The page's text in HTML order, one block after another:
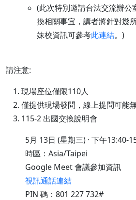
(此次特別邀請台法交流辦公
換相關事宜，講者將針對幾
妹校資訊可參考此連結。)
請注意:
現場座位僅限110人
僅提供現場發問，線上提問可能
115-2 出國交換說明會
5月 13日 (星期三) · 下午13:40-
時區：Asia/Taipei
Google Meet 會議參加資訊
視訊通話連結
PIN 碼：‪801 227 732‬#